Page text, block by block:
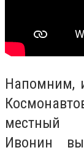
Напомним,
местный
Ивонин